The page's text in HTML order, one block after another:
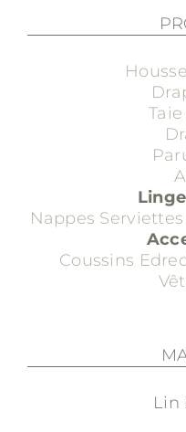
Nappes Serviettes
Coussins
Lin